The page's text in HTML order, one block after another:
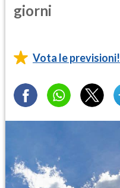
giorni
Vota le previsioni!